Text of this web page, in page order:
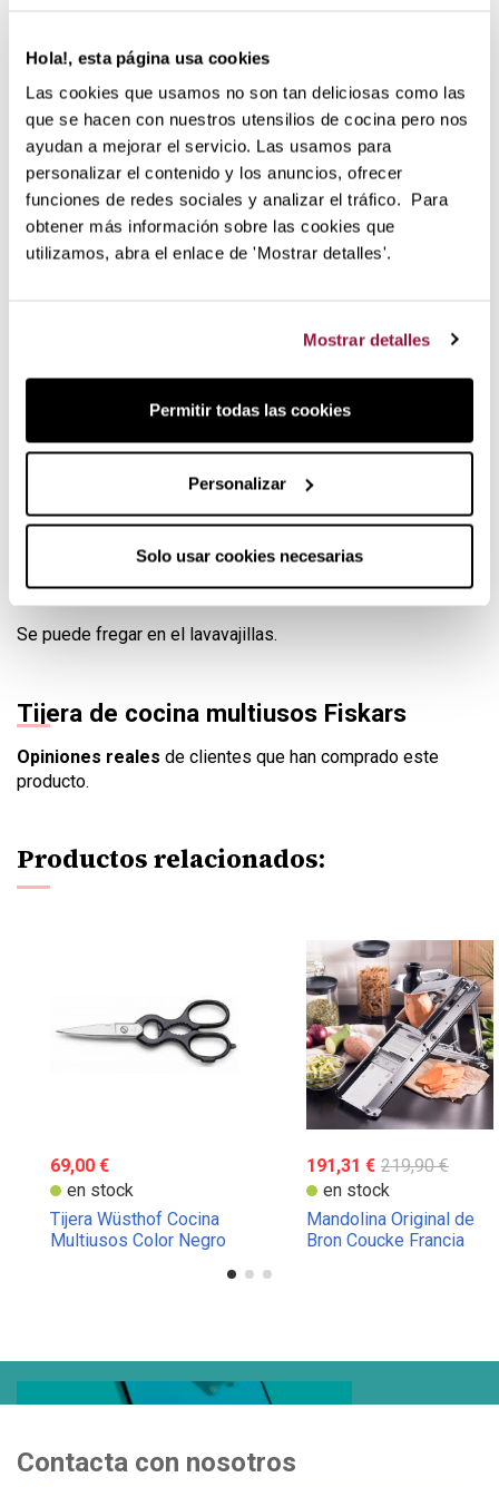
Hola!, esta página usa cookies
Las cookies que usamos no son tan deliciosas como las
que se hacen con nuestros utensilios de cocina pero nos
ayudan a mejorar el servicio. Las usamos para
personalizar el contenido y los anuncios, ofrecer
funciones de redes sociales y analizar el tráfico. Para
obtener más información sobre las cookies que
utilizamos, abra el enlace de 'Mostrar detalles'.
Mostrar detalles
Permitir todas las cookies
Personalizar
Solo usar cookies necesarias
Cuchillas de filo dentado para un máximo poder de
Ligeras y ergonómicas
Se puede ajustar la tensión de las hojas
Garantía de calidad Fiskars
Tijeras Functional Form de Fiskars
Estas tijeras se adaptan perfectamente a cualquier tipo de
frutas y verduras, pizza, pescados, mariscos y un largo etc.
La tensión de las hojas es ajustable lo que te permite
prepararte con antelación a una tarea para lograr el máximo
confort. Además cuenta con una funcionalidad en el centro
que permite acoplarla perfectamente a envases de boca
redonda para abrirlos cómodamente.
Se trata de un utensilio muy versátil, estudiado al milímetro
para que su uso sea fácil y cómodo. Apenas pesan 100
te canse la mano.
Se puede fregar en el lavavajillas.
Tijera de cocina multiusos Fiskars
Opiniones reales de clientes que han comprado este
producto.
Productos relacionados:
69,00 €
en stock
Tijera Wüsthof Cocina
Multiusos Color Negro
191,31 € 219,90 €
en stock
Mandolina Original de
Bron Coucke Francia
Contacta con nosotros